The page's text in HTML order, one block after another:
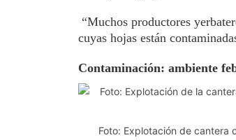
“Muchos productores
cuyas hojas están
Contaminación: ambiente
Foto: Explotación de cantera